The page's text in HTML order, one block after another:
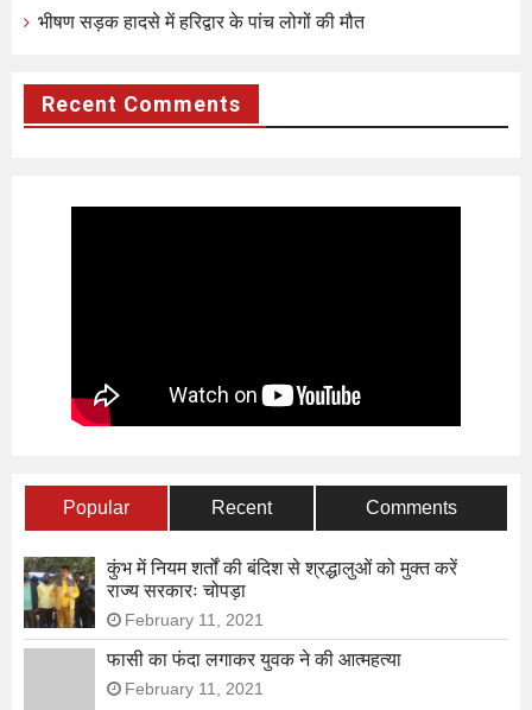
भीषण सड़क हादसे में हरिद्वार के पांच लोगों की मौत
Recent Comments
Popular Recent Comments
कुंभ में नियम शर्तों की बंदिश से श्रद्धालुओं को मुक्त करें
राज्य सरकारः चोपड़ा
February 11, 2021
फासी का फंदा लगाकर युवक ने की आत्महत्या
February 11, 2021